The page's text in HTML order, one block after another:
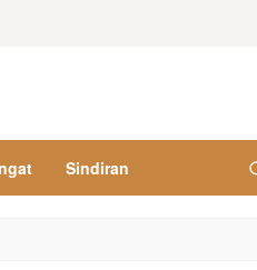
Sindiran